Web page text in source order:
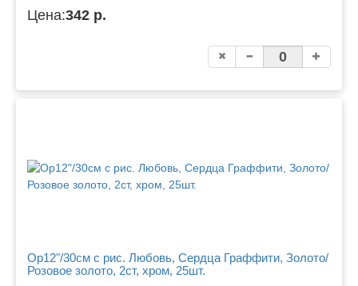
Цена:342 р.
Ор12"/30см с рис. Любовь, Сердца Граффити, Золото/
Розовое золото, 2ст, хром, 25шт.